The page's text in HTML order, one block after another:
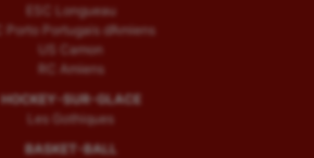
ESC Longueau
Porto Portugais d’Amiens
US Camon
RC Amiens
HOCKEY-SUR-GLACE
Les Gothiques
BASKET-BALL